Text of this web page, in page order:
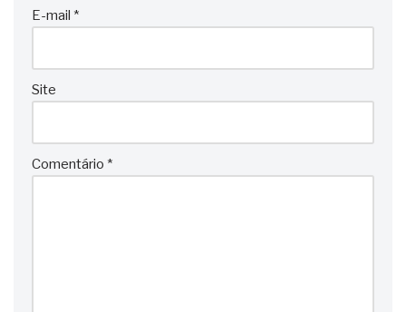
E-mail *
Site
Comentário *